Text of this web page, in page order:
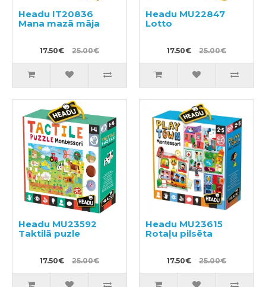
Headu IT20836
Mana mazā māja
17.50€ 25.00€
Headu MU22847
Lotto
17.50€ 25.00€
Headu MU23592
Taktilā puzle
17.50€ 25.00€
Headu MU23615
Rotaļu pilsēta
17.50€ 25.00€